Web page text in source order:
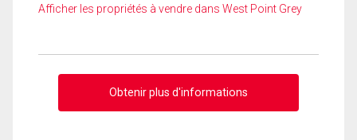
Afficher les propriétés à vendre dans West Point Grey
Obtenir plus d'informations